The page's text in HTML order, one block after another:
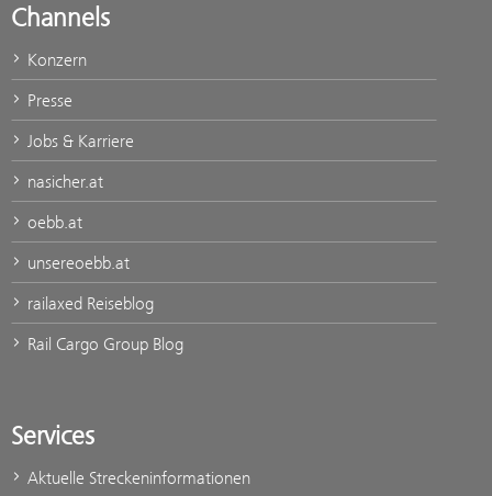
Channels
Konzern
Presse
Jobs & Karriere
nasicher.at
oebb.at
unsereoebb.at
railaxed Reiseblog
Rail Cargo Group Blog
Services
Aktuelle Streckeninformationen